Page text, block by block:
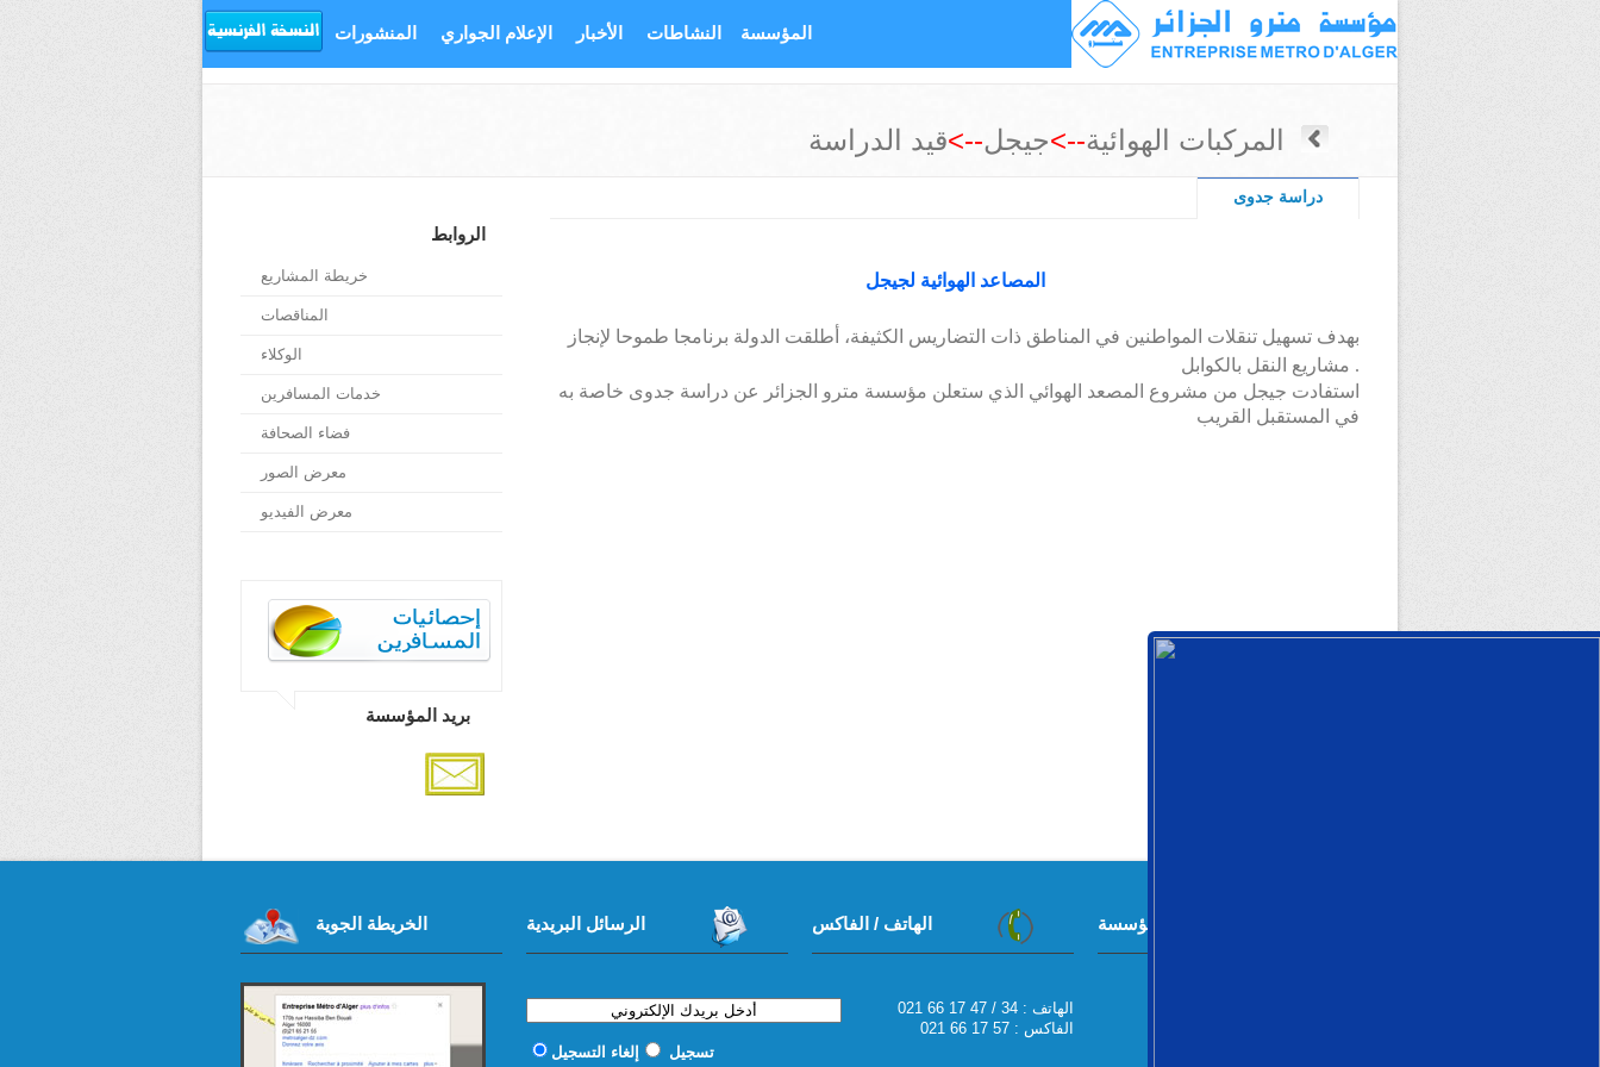
المنشورات الإعلام الجواري الأخبار النشاطات المؤسسة
المركبات الهوائية-->جيجل-->قيد الدراسة
دراسة جدوى
المصاعد الهوائية لجيجل
بهدف تسهيل تنقلات المواطنين في المناطق ذات التضاريس الكثيفة، أطلقت الدولة برنامجا طموحا لإنجاز
مشاريع النقل بالكوابل .
استفادت جيجل من مشروع المصعد الهوائي الذي ستعلن مؤسسة مترو الجزائر عن دراسة جدوى خاصة به
في المستقبل القريب
الروابط
خريطة المشاريع
المناقصات
الوكلاء
خدمات المسافرين
فضاء الصحافة
معرض الصور
معرض الفيديو
بريد المؤسسة
معلومات المؤسسة الهاتف / الفاكس
021 66 17 47 / 34 : الهاتف
الفاكس : 57 17 66 021
الرسائل البريدية
تسجيل إلغاء التسجيل
الخريطة الجوية